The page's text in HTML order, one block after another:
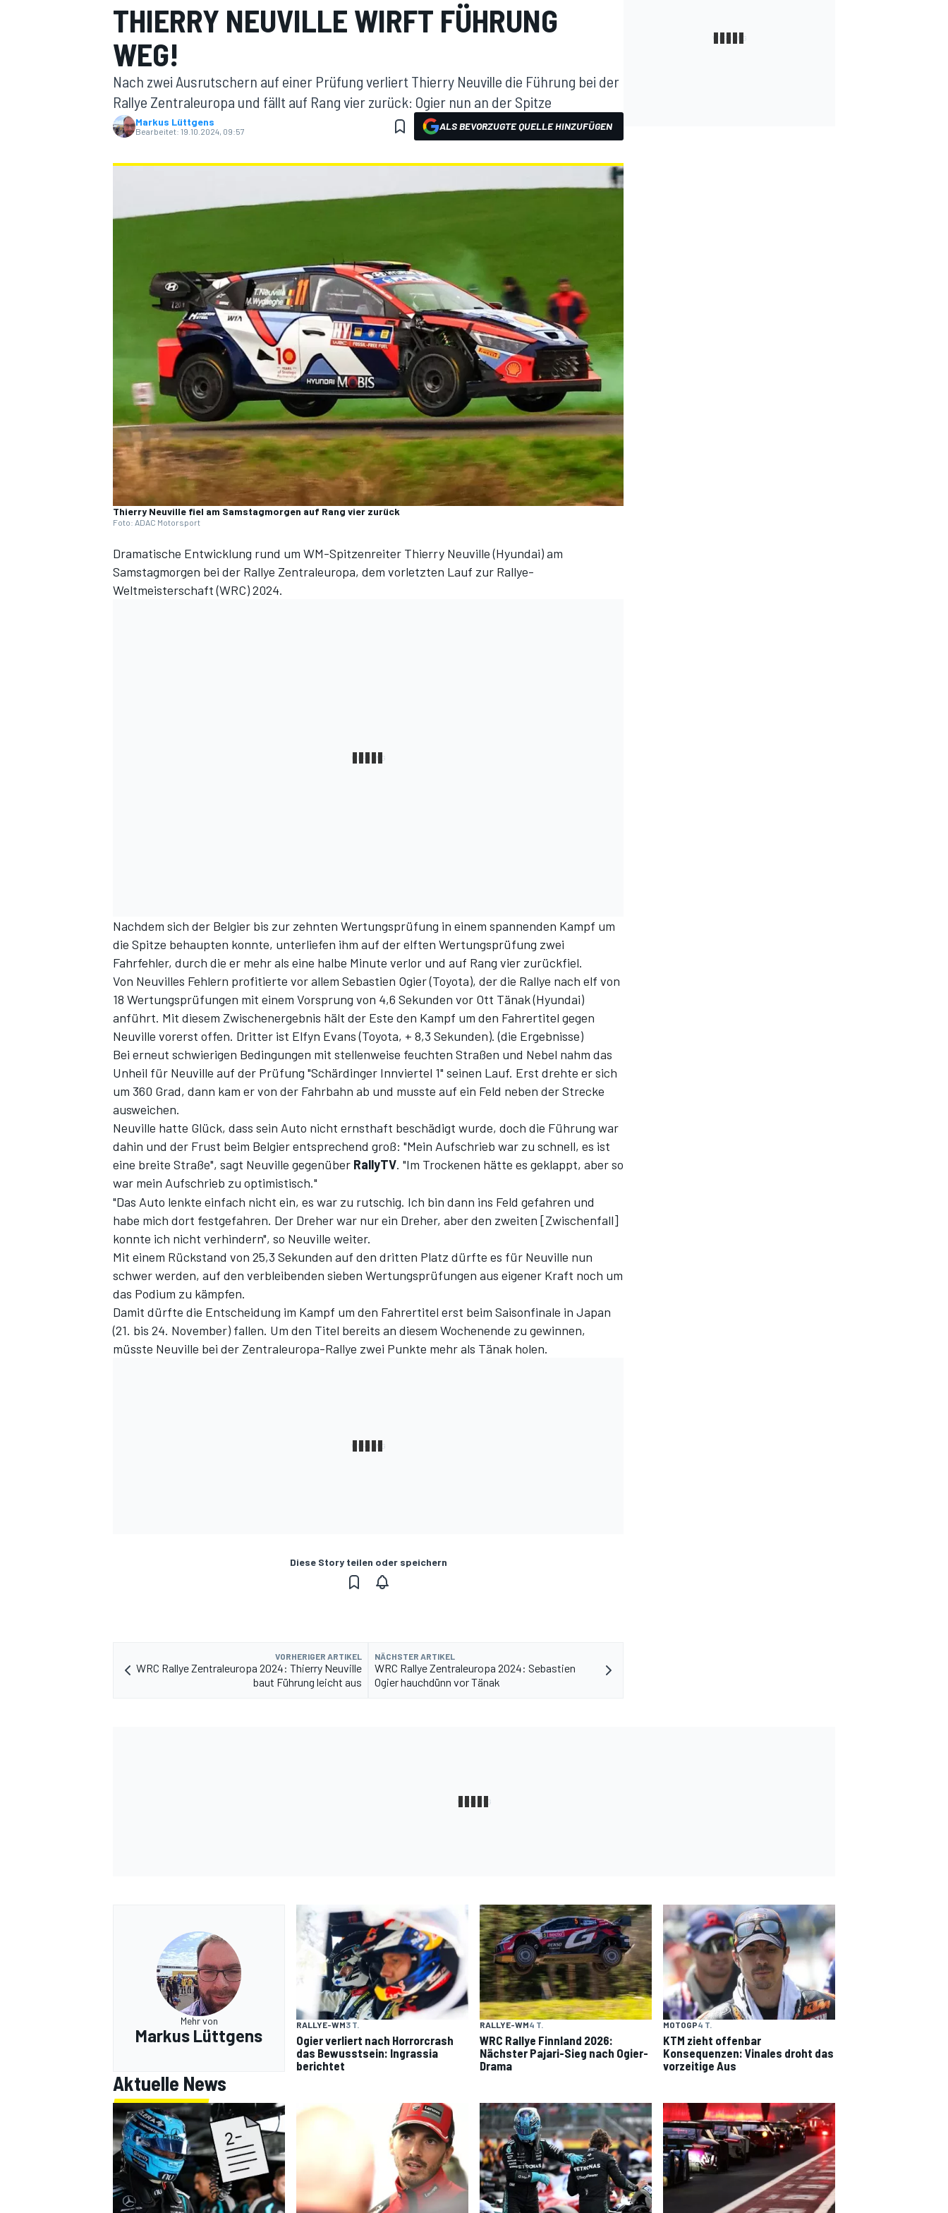
MOTOGP
DTM
SPORTWAGEN
THIERRY NEUVILLE WIRFT FÜHRUNG
WEG!
Nach zwei Ausrutschern auf einer Prüfung verliert Thierry Neuville die Führung bei der
Rallye Zentraleuropa und fällt auf Rang vier zurück: Ogier nun an der Spitze
Markus Lüttgens
Bearbeitet: 19.10.2024, 09:57 ALS BEVORZUGTE QUELLE HINZUFÜGEN
Thierry Neuville fiel am Samstagmorgen auf Rang vier zurück
Foto: ADAC Motorsport
Dramatische Entwicklung rund um WM-Spitzenreiter Thierry Neuville (Hyundai) am
Samstagmorgen bei der Rallye Zentraleuropa, dem vorletzten Lauf zur Rallye-
Weltmeisterschaft (WRC) 2024.
Nachdem sich der Belgier bis zur zehnten Wertungsprüfung in einem spannenden Kampf um
die Spitze behaupten konnte, unterliefen ihm auf der elften Wertungsprüfung zwei
Fahrfehler, durch die er mehr als eine halbe Minute verlor und auf Rang vier zurückfiel.
Von Neuvilles Fehlern profitierte vor allem Sebastien Ogier (Toyota), der die Rallye nach elf von
18 Wertungsprüfungen mit einem Vorsprung von 4,6 Sekunden vor Ott Tänak (Hyundai)
anführt. Mit diesem Zwischenergebnis hält der Este den Kampf um den Fahrertitel gegen
Neuville vorerst offen. Dritter ist Elfyn Evans (Toyota, + 8,3 Sekunden). (die Ergebnisse)
Bei erneut schwierigen Bedingungen mit stellenweise feuchten Straßen und Nebel nahm das
Unheil für Neuville auf der Prüfung "Schärdinger Innviertel 1" seinen Lauf. Erst drehte er sich
um 360 Grad, dann kam er von der Fahrbahn ab und musste auf ein Feld neben der Strecke
ausweichen.
Neuville hatte Glück, dass sein Auto nicht ernsthaft beschädigt wurde, doch die Führung war
dahin und der Frust beim Belgier entsprechend groß: "Mein Aufschrieb war zu schnell, es ist
eine breite Straße", sagt Neuville gegenüber RallyTV. "Im Trockenen hätte es geklappt, aber so
war mein Aufschrieb zu optimistisch."
"Das Auto lenkte einfach nicht ein, es war zu rutschig. Ich bin dann ins Feld gefahren und
habe mich dort festgefahren. Der Dreher war nur ein Dreher, aber den zweiten [Zwischenfall]
konnte ich nicht verhindern", so Neuville weiter.
Mit einem Rückstand von 25,3 Sekunden auf den dritten Platz dürfte es für Neuville nun
schwer werden, auf den verbleibenden sieben Wertungsprüfungen aus eigener Kraft noch um
das Podium zu kämpfen.
Damit dürfte die Entscheidung im Kampf um den Fahrertitel erst beim Saisonfinale in Japan
(21. bis 24. November) fallen. Um den Titel bereits an diesem Wochenende zu gewinnen,
müsste Neuville bei der Zentraleuropa-Rallye zwei Punkte mehr als Tänak holen.
Diese Story teilen oder speichern
VORHERIGER ARTIKEL
WRC Rallye Zentraleuropa 2024: Thierry Neuville
baut Führung leicht aus
NÄCHSTER ARTIKEL
WRC Rallye Zentraleuropa 2024: Sebastien
Ogier hauchdünn vor Tänak
Mehr von
Markus Lüttgens
RALLYE-WM3 T.
Ogier verliert nach Horrorcrash
das Bewusstsein: Ingrassia
berichtet
RALLYE-WM4 T.
WRC Rallye Finnland 2026:
Nächster Pajari-Sieg nach Ogier-
Drama
MOTOGP4 T.
KTM zieht offenbar
Konsequenzen: Vinales droht das
vorzeitige Aus
Aktuelle News